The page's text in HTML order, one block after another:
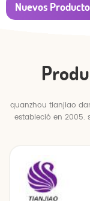
Nuevos
quanzhou tianjiao
estableció en 2005.